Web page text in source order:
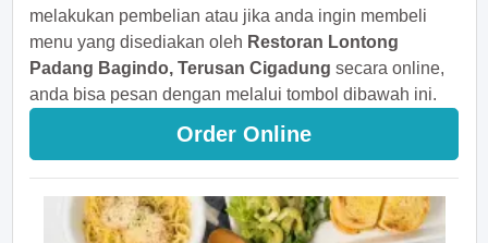
melakukan pembelian atau jika anda ingin membeli
menu yang disediakan oleh Restoran Lontong
Padang Bagindo, Terusan Cigadung secara online,
anda bisa pesan dengan melalui tombol dibawah ini.
Order Online